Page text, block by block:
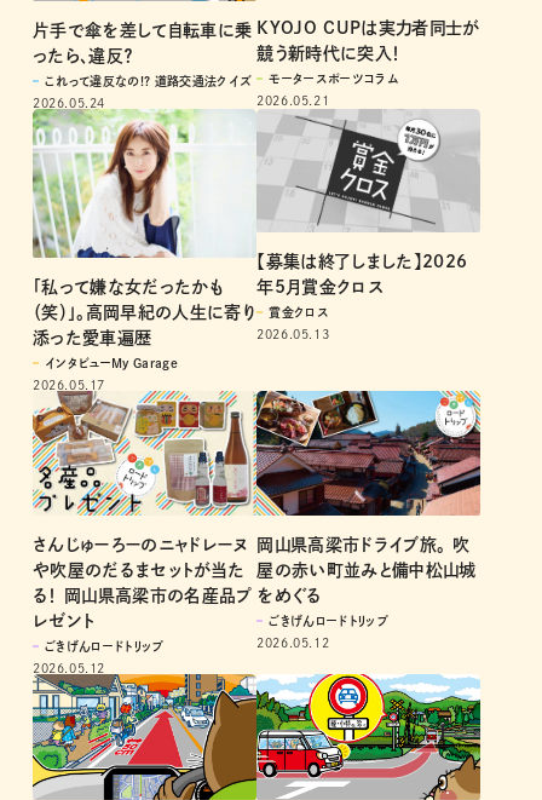
片手で傘を差して自転車に乗
ったら、違反？
これって違反なの!? 道路交通法クイズ
2026.05.24
KYOJO CUPは実力者同士が
競う新時代に突入！
モータースポーツコラム
2026.05.21
「私って嫌な女だったかも
（笑）」。高岡早紀の人生に寄り
添った愛車遍歴
インタビューMy Garage
2026.05.17
【募集は終了しました】2026
年5月賞金クロス
賞金クロス
2026.05.13
さんじゅーろーのニャドレーヌ
や吹屋のだるまセットが当た
る！ 岡山県高梁市の名産品プ
レゼント
ごきげんロードトリップ
2026.05.12
岡山県高梁市ドライブ旅。 吹
屋の赤い町並みと備中松山城
をめぐる
ごきげんロードトリップ
2026.05.12